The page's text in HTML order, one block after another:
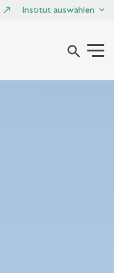
Institut auswählen
search